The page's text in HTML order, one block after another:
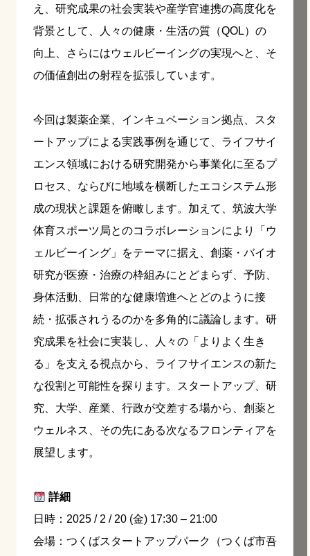
え、研究成果の社会実装や産学官連携の高度化を
背景として、人々の健康・生活の質（QOL）の
向上、さらにはウェルビーイングの実現へと、そ
の価値創出の射程を拡張しています。
今回は製薬企業、インキュベーション拠点、スタ
ートアップによる実践事例を通じて、ライフサイ
エンス領域における研究開発から事業化に至るプ
ロセス、ならびに地域を横断したエコシステム形
成の現状と課題を俯瞰します。加えて、筑波大学
体育スポーツ局とのコラボレーションにより「ウ
ェルビーイング」をテーマに据え、創薬・バイオ
研究が医療・治療の枠組みにとどまらず、予防、
身体活動、日常的な健康増進へとどのように接
続・拡張されうるのかを多角的に議論します。研
究成果を社会に実装し、人々の「よりよく生き
る」を支える視点から、ライフサイエンスの新た
な役割と可能性を探ります。スタートアップ、研
究、大学、産業、行政が交差する場から、創薬と
ウェルネス、その先にある次なるフロンティアを
展望します。
詳細
日時：2025 / 2 / 20 (金) 17:30 – 21:00
会場：つくばスタートアップパーク（つくば市吾